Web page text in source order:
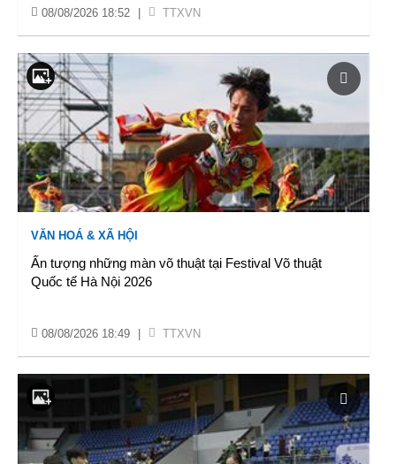
08/08/2026 18:52 TTXVN
VĂN HOÁ & XÃ HỘI
Ấn tượng những màn võ thuật tại Festival Võ thuật
Quốc tế Hà Nội 2026
08/08/2026 18:49 TTXVN